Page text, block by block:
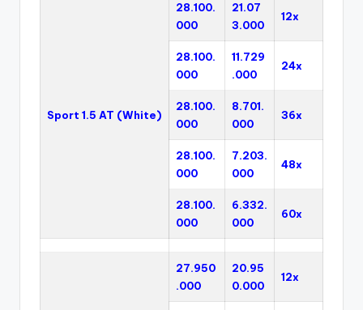
Sport 1.5 AT (White)
28.100.
000
21.07
3.000
12x
28.100.
000
11.729
.000
24x
28.100.
000
8.701.
000
36x
28.100.
000
7.203.
000
48x
28.100.
000
6.332.
000
60x
27.950
.000
20.95
0.000
12x